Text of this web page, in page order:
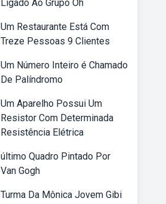
Ligado Ao Grupo Oh
Um Restaurante Está Com
Treze Pessoas 9 Clientes
Um Número Inteiro é Chamado
De Palíndromo
Um Aparelho Possui Um
Resistor Com Determinada
Resistência Elétrica
último Quadro Pintado Por
Van Gogh
Turma Da Mônica Jovem Gibi